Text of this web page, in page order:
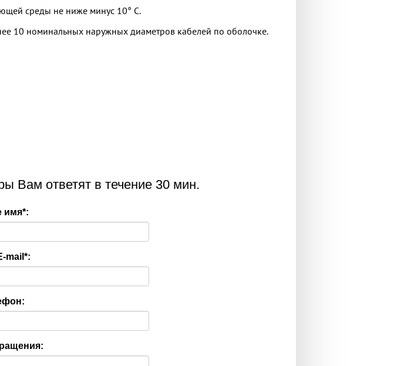
среды не ниже минус 10° С.
10 номинальных наружных диаметров кабелей по оболочке.
Вам ответят в течение 30 мин.
имя*:
mail *: